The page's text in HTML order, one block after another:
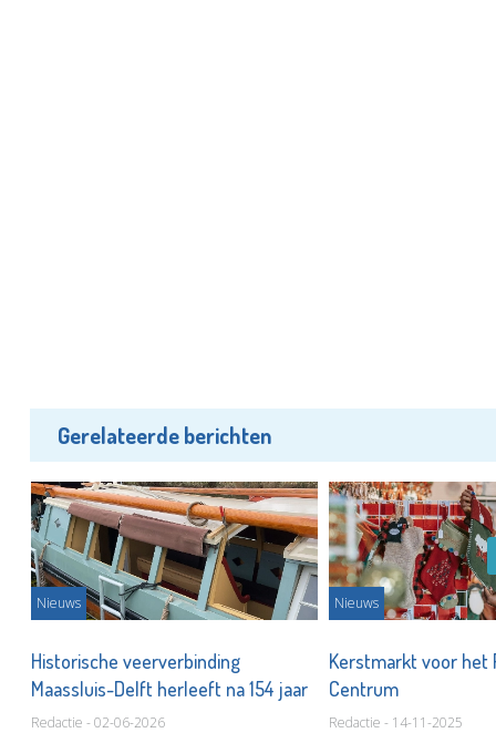
Gerelateerde berichten
Nieuws
Historische veerverbinding
Maassluis-Delft herleeft na 154 jaar
Redactie - 02-06-2026
Nieuws
Kerstmarkt voor het
Centrum
Redactie - 14-11-2025